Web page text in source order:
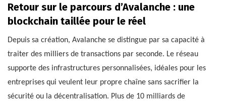
Retour sur le parcours d’Avalanche : une
blockchain taillée pour le réel
Depuis sa création, Avalanche se distingue par sa capacité à
traiter des milliers de transactions par seconde. Le réseau
supporte des infrastructures personnalisées, idéales pour les
entreprises qui veulent leur propre chaîne sans sacrifier la
sécurité ou la décentralisation. Plus de 10 milliards de